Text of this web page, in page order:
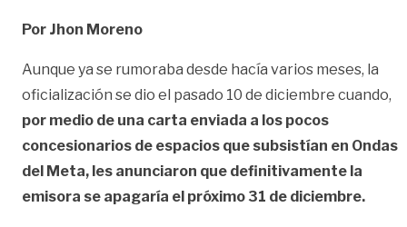
Por Jhon Moreno
Aunque ya se rumoraba desde hacía varios meses, la
oficialización se dio el pasado 10 de diciembre cuando,
por medio de una carta enviada a los pocos
concesionarios de espacios que subsistían en Ondas
del Meta, les anunciaron que definitivamente la
emisora se apagaría el próximo 31 de diciembre.